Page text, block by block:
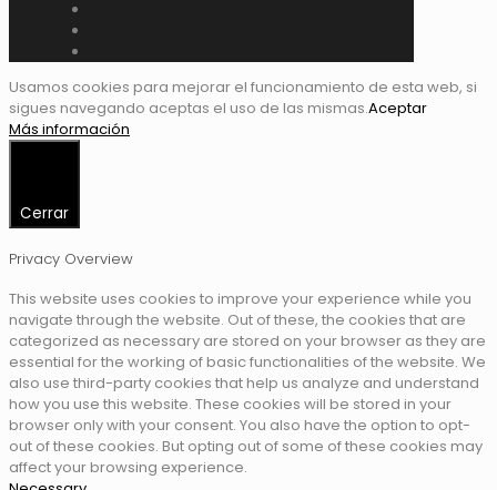
Usamos cookies para mejorar el funcionamiento de esta web, si
sigues navegando aceptas el uso de las mismas.Aceptar
Más información
Cerrar
Privacy Overview
This website uses cookies to improve your experience while you
navigate through the website. Out of these, the cookies that are
categorized as necessary are stored on your browser as they are
essential for the working of basic functionalities of the website. We
also use third-party cookies that help us analyze and understand
how you use this website. These cookies will be stored in your
browser only with your consent. You also have the option to opt-
out of these cookies. But opting out of some of these cookies may
affect your browsing experience.